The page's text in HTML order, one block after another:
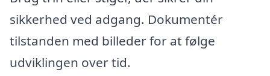
sikkerhed ved adgang. Dokumentér
tilstanden med billeder for at følge
udviklingen over tid.